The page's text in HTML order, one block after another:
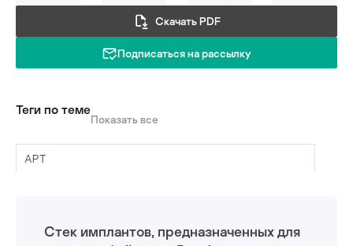
Скачать PDF
Подписаться на рассылку
Теги по теме
Показать все
APT
FourteenHi
Стек имплантов, предназначенных для